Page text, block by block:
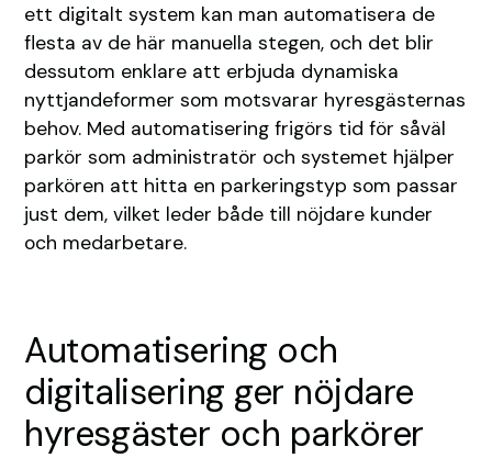
ett digitalt system kan man automatisera de
flesta av de här manuella stegen, och det blir
dessutom enklare att erbjuda dynamiska
nyttjandeformer som motsvarar hyresgästernas
behov. Med automatisering frigörs tid för såväl
parkör som administratör och systemet hjälper
parkören att hitta en parkeringstyp som passar
just dem, vilket leder både till nöjdare kunder
och medarbetare.
Automatisering och
digitalisering ger nöjdare
hyresgäster och parkörer